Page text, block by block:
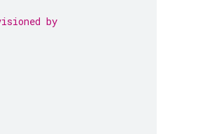
by